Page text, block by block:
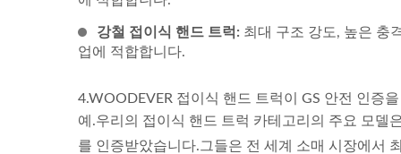
강철 접이식 핸드 트럭: 최대 구조 강도, 높은 충
업에 적합합니다.
4.WOODEVER 접이식 핸드 트럭이 GS 안전 인증
예.우리의 접이식 핸드 트럭 카테고리의 주요 모델
를 인증받았습니다.그들은 전 세계 소매 시장에서